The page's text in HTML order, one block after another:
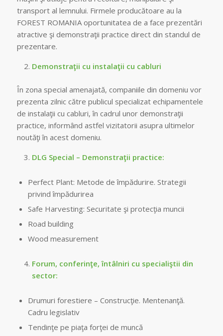
transport al lemnului. Firmele producătoare au la
FOREST ROMANIA oportunitatea de a face prezentări
atractive şi demonstraţii practice direct din standul de
prezentare.
Demonstraţii cu instalaţii cu cabluri
În zona special amenajată, companiile din domeniu vor
prezenta zilnic către publicul specializat echipamentele
de instalaţii cu cabluri, în cadrul unor demonstraţii
practice, informând astfel vizitatorii asupra ultimelor
noutăţi în acest domeniu.
DLG Special – Demonstraţii practice:
Perfect Plant: Metode de împădurire. Strategii
privind împădurirea
Safe Harvesting: Securitate şi protecţia muncii
Road building
Wood measurement
Forum, conferinţe, întâlniri cu specialiştii din
sector:
Drumuri forestiere – Construcţie. Mentenanţă.
Cadru legislativ
Tendinţe pe piaţa forţei de muncă